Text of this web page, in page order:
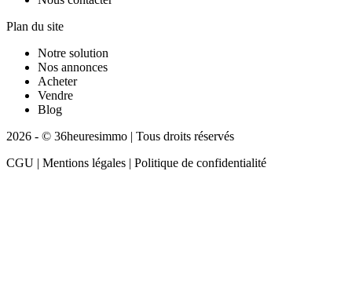
Plan du site
Notre solution
Nos annonces
Acheter
Vendre
Blog
2026 - © 36heuresimmo | Tous droits réservés
CGU | Mentions légales | Politique de confidentialité